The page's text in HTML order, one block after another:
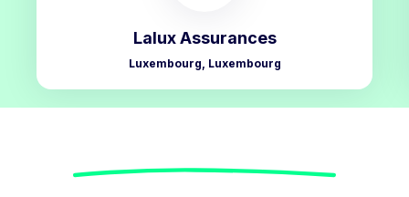
Lalux Assurances
Luxembourg, Luxembourg